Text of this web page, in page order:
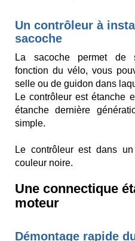
Un contrôleur à
sacoche
La sacoche permet de
fonction du vélo, vous
selle ou de guidon dans
Le contrôleur est étanche
étanche dernière
simple.
Le contrôleur est dans un
couleur noire.
Une connectique
moteur
Démontage rapide